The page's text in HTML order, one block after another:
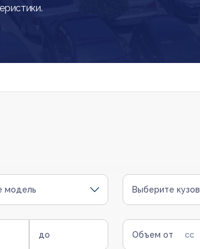
модель Выберите кузов
до Объем от